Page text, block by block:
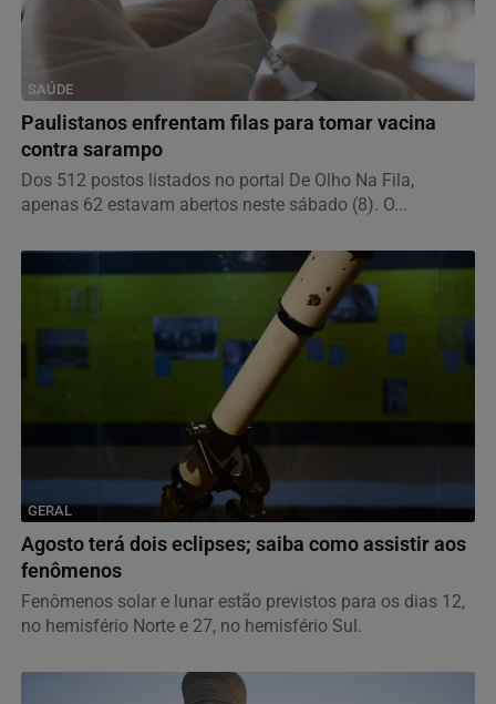
SAÚDE
Paulistanos enfrentam filas para tomar vacina
contra sarampo
Dos 512 postos listados no portal De Olho Na Fila,
apenas 62 estavam abertos neste sábado (8). O...
GERAL
Agosto terá dois eclipses; saiba como assistir aos
fenômenos
Fenômenos solar e lunar estão previstos para os dias 12,
no hemisfério Norte e 27, no hemisfério Sul.